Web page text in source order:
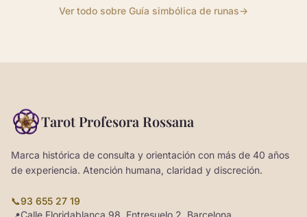
Ver todo sobre Guía simbólica de runas→
Tarot Profesora Rossana
Marca histórica de consulta y orientación con más de 40 años
de experiencia. Atención humana, claridad y discreción.
📞93 655 27 19
Calle Floridablanca 98, Entresuelo 2, Barcelona